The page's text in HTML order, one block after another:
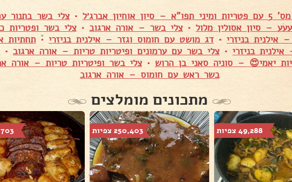
אברג׳ל • צלי בשר בתנור
– סיון אסולין מלול • צלי בשר – אורה ארגוב • צלי בשר ופטריות
אילנית בניזרי • דג מושט עם חומוס וגזר – אילנית בניזרי • תחתיות
בניזרי • צלי בשר עם ערמונים ופיטריות טריות – אורה ארגוב •
יאמי😍 – סוניה סאני בן הרוש •צלי בשר ופיטריות טריות – אורה
בשר ראש עם חומוס – אורה ארגוב
מתכונים מומלצים
49,288 צפיות 250,403 צפיות